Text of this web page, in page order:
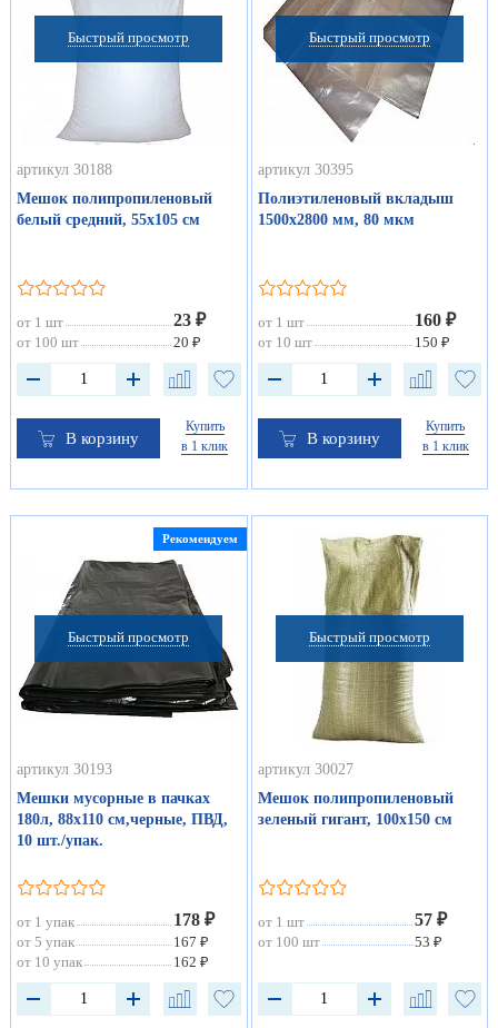
Быстрый просмотр
артикул 30188
Мешок полипропиленовый
белый средний, 55х105 см
от 1 шт 23 ₽
от 100 шт 20 ₽
В корзину
Купить
в 1 клик
Быстрый просмотр
артикул 30395
Полиэтиленовый вкладыш
1500х2800 мм, 80 мкм
от 1 шт 160 ₽
от 10 шт 150 ₽
В корзину
Купить
в 1 клик
Быстрый просмотр
Рекомендуем
артикул 30193
Мешки мусорные в пачках
180л, 88х110 см,черные, ПВД,
10 шт./упак.
от 1 упак 178 ₽
от 5 упак
167 ₽
от 10 упак
162 ₽
Быстрый просмотр
артикул 30027
Мешок полипропиленовый
зеленый гигант, 100х150 см
от 1 шт 57 ₽
от 100 шт 53 ₽